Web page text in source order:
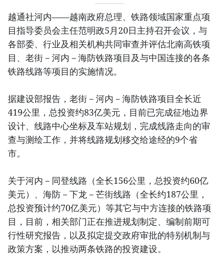
越通社河内——越南政府总理、铁路领域国家重点项
目指导委员会主任范明政5月20日主持召开会议，与
各部委、行业及相关机构共同审查并评估北南高铁项
目、老街－河内－海防铁路项目及与中国连接的各条
铁路线路等项目的实施情况。
据建设部报告，老街－河内－海防铁路项目全长近
419公里，总投资约83亿美元，目前已完成征地边界
设计、线路中心坐标及车站规划，完成线路走向的审
查与测绘工作，并将线路规划移交给途经的9个省
市。
关于河内－同登线路（全长156公里，总投资约60亿
美元）、海防－下龙－芒街线路（全长约187公里，
总投资预计约70亿美元）等其它与中方连接的铁路项
目，目前，相关部门正在推进规划制定、编制前期可
行性研究报告，以及拟定提交政府审批的特别机制与
政策方案，以推动两条铁路的投资建设。